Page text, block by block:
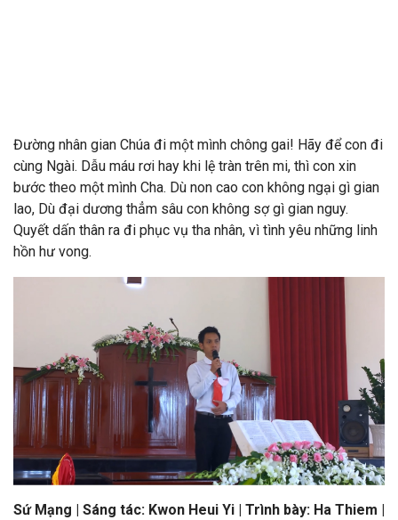
Đường nhân gian Chúa đi một mình chông gai! Hãy để con đi
cùng Ngài. Dẫu máu rơi hay khi lệ tràn trên mi, thì con xin
bước theo một mình Cha. Dù non cao con không ngại gì gian
lao, Dù đại dương thẳm sâu con không sợ gì gian nguy.
Quyết dấn thân ra đi phục vụ tha nhân, vì tình yêu những linh
hồn hư vong.
Sứ Mạng | Sáng tác: Kwon Heui Yi | Trình bày: Ha Thiem |